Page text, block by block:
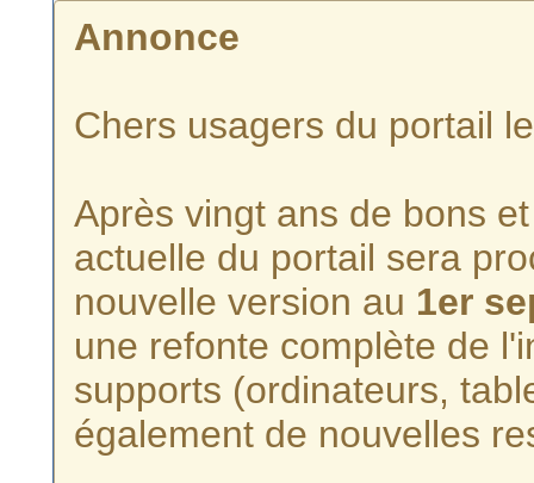
Annonce
Chers usagers du portail
Après vingt ans de bons
actuelle du portail sera
nouvelle version au 1er
une refonte complète de
supports (ordinateurs,
également de nouvelles